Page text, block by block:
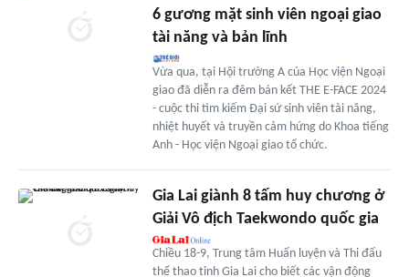
6 gương mặt sinh viên ngoại giao
tài năng và bản lĩnh
Vừa qua, tại Hội trường A của Học viện Ngoại
giao đã diễn ra đêm bán kết THE E-FACE 2024
- cuộc thi tìm kiếm Đại sứ sinh viên tài năng,
nhiệt huyết và truyền cảm hứng do Khoa tiếng
Anh - Học viện Ngoại giao tổ chức.
Gia Lai giành 8 tấm huy chương ở
Giải Vô địch Taekwondo quốc gia
Chiều 18-9, Trung tâm Huấn luyện và Thi đấu
thể thao tỉnh Gia Lai cho biết các vận động